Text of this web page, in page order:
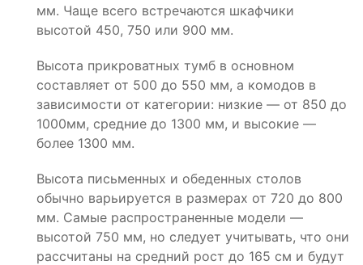
мм. Чаще всего встречаются шкафчики
высотой 450, 750 или 900 мм.
Высота прикроватных тумб в основном
составляет от 500 до 550 мм, а комодов в
зависимости от категории: низкие — от 850 до
1000мм, средние до 1300 мм, и высокие —
более 1300 мм.
Высота письменных и обеденных столов
обычно варьируется в размерах от 720 до 800
мм. Самые распространенные модели —
высотой 750 мм, но следует учитывать, что они
рассчитаны на средний рост до 165 см и будут